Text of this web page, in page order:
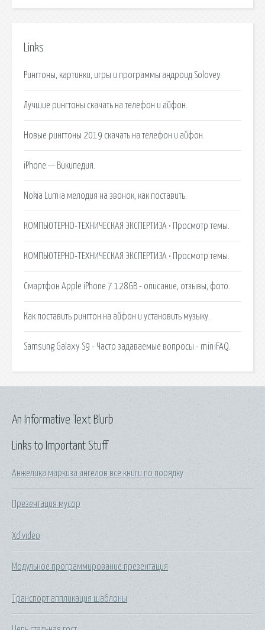
Links
Рингтоны, картинки, игры и программы андроид Solovey.
Лучшие рингтоны скачать на телефон и айфон.
Новые рингтоны 2019 скачать на телефон и айфон.
iPhone — Википедия.
Nokia Lumia мелодия на звонок, как поставить.
КОМПЬЮТЕРНО-ТЕХНИЧЕСКАЯ ЭКСПЕРТИЗА • Просмотр темы.
КОМПЬЮТЕРНО-ТЕХНИЧЕСКАЯ ЭКСПЕРТИЗА • Просмотр темы.
Смартфон Apple iPhone 7 128GB - описание, отзывы, фото.
Как поставить рингтон на айфон и установить музыку.
Samsung Galaxy S9 - Часто задаваемые вопросы - miniFAQ.
Links to Important Stuff
Анжелика маркиза ангелов все книги по порядку
Презентация мусор
Xd video
Модульное программирование презентация
Транспорт аппликация шаблоны
An Informative Text Blurb